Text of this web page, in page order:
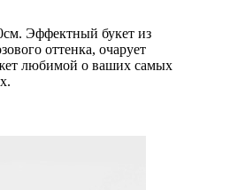
Эффектный букет из
оттенка, очарует
любимой о ваших самых